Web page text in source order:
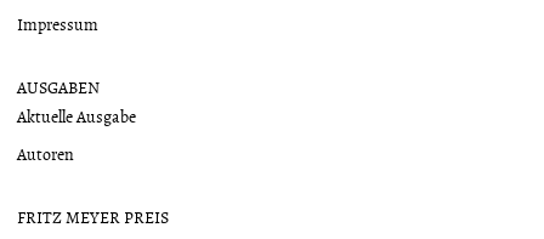
Impressum
AUSGABEN
Aktuelle Ausgabe
Autoren
FRITZ MEYER PREIS